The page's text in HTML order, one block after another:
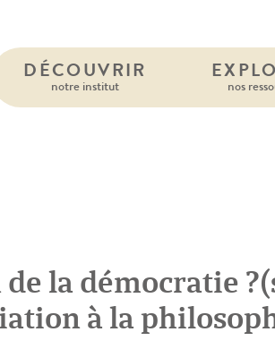
DÉCOUVRIR
notre institut nos
de la démocratie
à la